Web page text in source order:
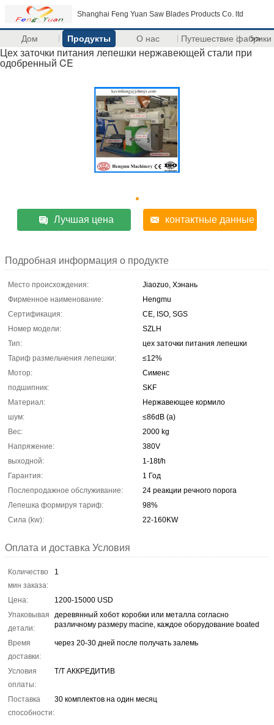
Shanghai Feng Yuan Saw Blades Products Co. ltd
Дом Продукты О нас Путешествие фабрики
>>
Цех заточки питания лепешки нержавеющей стали при
одобренный CE
Лучшая цена контактные данные
Подробная информация о продукте
Место происхождения:
Jiaozuo, Хэнань
Фирменное наименование:
Hengmu
Сертификация:
CE, ISO, SGS
Номер модели:
SZLH
Тип:
цех заточки питания лепешки
Тариф размельчения лепешки:
≤12%
Мотор:
Сименс
подшипник:
SKF
Материал:
Нержавеющее кормило
шум:
≤86dB (a)
Вес:
2000 kg
Напряжение:
380V
выходной:
1-18t/h
Гарантия:
1 Год
Послепродажное обслуживание:
24 реакции речного порога
Лепешка формируя тариф:
98%
Сила (kw):
22-160KW
Оплата и доставка Условия
Количество
мин заказа:
1
Цена:
1200-15000 USD
Упаковывая
детали:
деревянный хобот коробки или металла согласно
различному размеру macine, каждое оборудование boated
Время
доставки:
через 20-30 дней после получать залемь
Условия
оплаты:
T/T АККРЕДИТИВ
Поставка
способности:
30 комплектов на один месяц